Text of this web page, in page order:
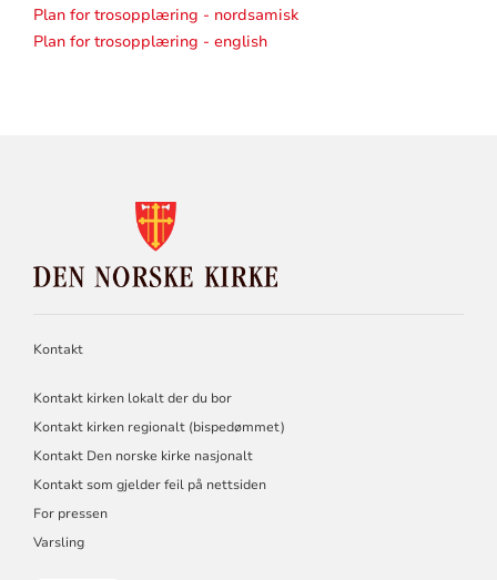
Plan for trosopplæring - nordsamisk
Plan for trosopplæring - english
NORSKE
KIRKE
Kontakt
Kontakt kirken lokalt der du bor
Kontakt kirken regionalt (bispedømmet)
Kontakt Den norske kirke nasjonalt
Kontakt som gjelder feil på nettsiden
For pressen
Varsling